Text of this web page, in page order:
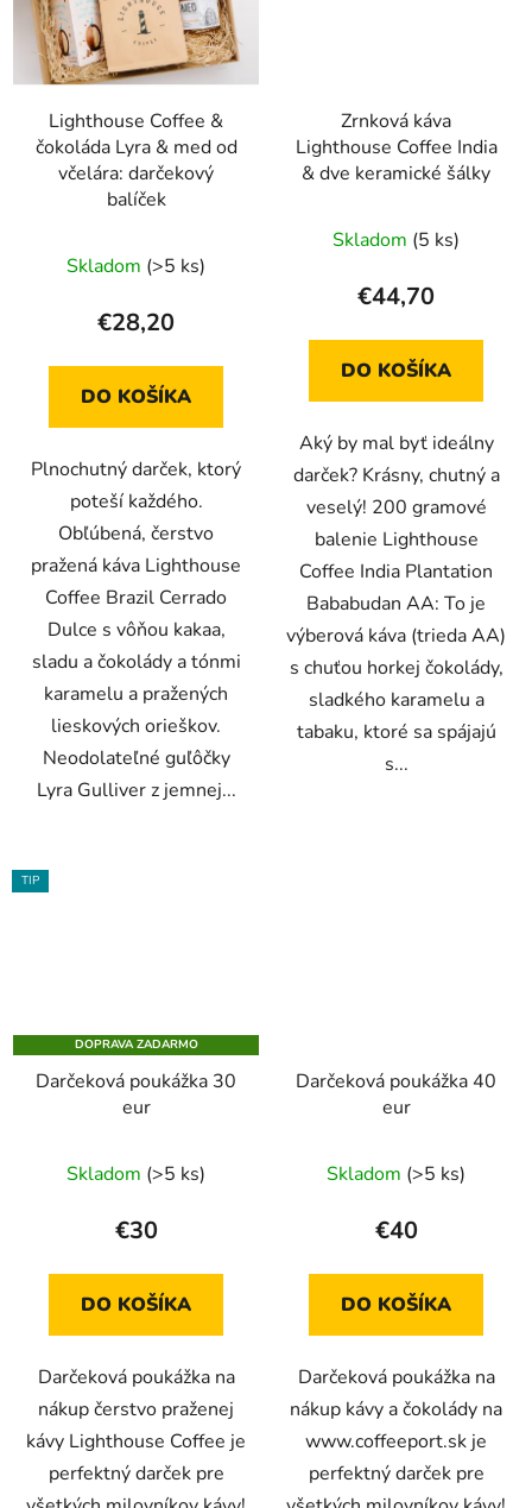
Lighthouse Coffee &
čokoláda Lyra & med od
včelára: darčekový
balíček
Skladom (>5 ks)
€28,20
DO KOŠÍKA
Plnochutný darček, ktorý
poteší každého.
Obľúbená, čerstvo
pražená káva Lighthouse
Coffee Brazil Cerrado
Dulce s vôňou kakaa,
sladu a čokolády a tónmi
karamelu a pražených
lieskových orieškov.
Neodolateľné guľôčky
Lyra Gulliver z jemnej...
Zrnková káva
Lighthouse Coffee India
& dve keramické šálky
Skladom (5 ks)
€44,70
DO KOŠÍKA
Aký by mal byť ideálny
darček? Krásny, chutný a
veselý! 200 gramové
balenie Lighthouse
Coffee India Plantation
Bababudan AA: To je
výberová káva (trieda AA)
s chuťou horkej čokolády,
sladkého karamelu a
tabaku, ktoré sa spájajú
s...
TIP
DOPRAVA ZADARMO
Darčeková poukážka 30
eur
Skladom (>5 ks)
€30
DO KOŠÍKA
Darčeková poukážka na
nákup čerstvo praženej
kávy Lighthouse Coffee je
perfektný darček pre
Darčeková poukážka 40
eur
Skladom (>5 ks)
€40
DO KOŠÍKA
Darčeková poukážka na
nákup kávy a čokolády na
www.coffeeport.sk je
perfektný darček pre